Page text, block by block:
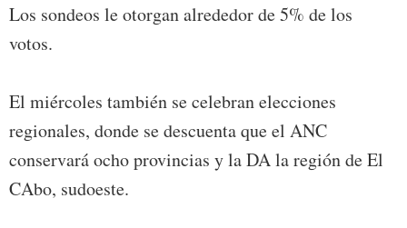
Los sondeos le otorgan alrededor de 5% de los
votos.
El miércoles también se celebran elecciones
regionales, donde se descuenta que el ANC
conservará ocho provincias y la DA la región de El
CAbo, sudoeste.